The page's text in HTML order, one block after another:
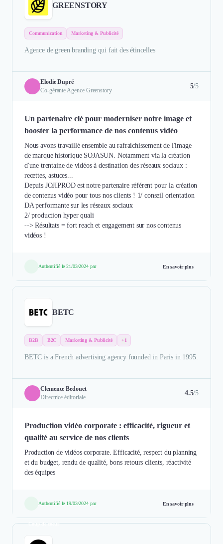
GREENSTORY
Communication Marketing & Publicité
Agence de green branding qui fait des étincelles
Elodie Dupré
Co-gérante Agence Greenstory
5/5
Un partenaire clé pour moderniser notre image et
booster la performance de nos contenus vidéo
Nous avons travaillé ensemble au rafraichissement de l'image
de marque historique SOJASUN. Notamment via la création
d'une trentaine de vidéos à destination des réseaux sociaux :
recettes, astuces...
Depuis JOJIPROD est notre partenaire référent pour la création
de contenus vidéo pour tous nos clients ! 1/ conseil orientation
DA performante sur les réseaux sociaux
2/ production hyper quali
--> Résultats = fort reach et engagement sur nos contenus
vidéos !
Authentifié le 21/03/2024 par En savoir plus
BETC
B2B B2C Marketing & Publicité +1
BETC is a French advertising agency founded in Paris in 1995.
Clemence Bedouet
Directrice éditoriale
4.5/5
Production vidéo corporate : efficacité, rigueur et
qualité au service de nos clients
Production de vidéos corporate. Efficacité, respect du planning
et du budget, rendu de qualité, bons retours clients, réactivité
des équipes
Authentifié le 19/03/2024 par En savoir plus
Coup de coeur